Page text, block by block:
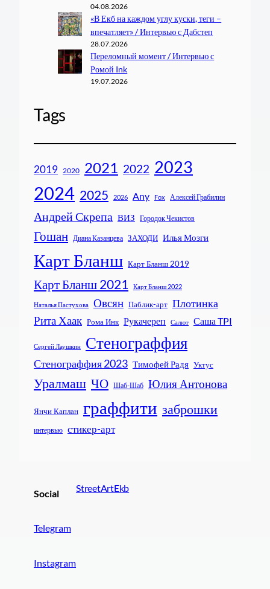
04.08.2026
«В Екб на каждом углу куски, теги –
впечатляет» / Интервью с Дабстеп
28.07.2026
Переломный момент / Интервью с
Ромой Ink
19.07.2026
Tags
2019 2020 2021 2022 2023
2024 2025 2026 Any Fox Алексей Грабилин
Андрей Скрепа ВИЗ Городок Чекистов
Гошан Диана Казанцева ЗАХОДИ Илья Мозги
Карт Бланш Карт Бланш 2019
Карт Бланш 2021 Карт Бланш 2022
Наталья Пастухова Овсян Паблик-арт Плотинка
Рита Хаак Рома Инк Рукачереп Салют Саша TPI
Сергей Лаушкин Стенограффия
Стенограффия 2023 Тимофей Радя Уктус
Уралмаш ЧО Шаб-Шаб Юлия Антонова
Янчи Каплан граффити заброшки
интервью стикер-арт
Social
Telegram
Instagram
StreetArtEkb